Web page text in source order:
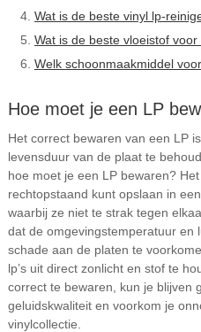
Wat is de beste vinyl lp-
Wat is de beste vloeistof
Welk schoonmaakmiddel
Hoe moet je een LP
Het correct bewaren van een LP
levensduur van de plaat te
hoe moet je een LP bewaren?
rechtopstaand kunt opslaan in
waarbij ze niet te strak tegen
dat de omgevingstemperatuur en
schade aan de platen te
lp’s uit direct zonlicht en stof te
correct te bewaren, kun je blijven
geluidskwaliteit en voorkom je
vinylcollectie.